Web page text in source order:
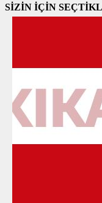
SİZİN İÇİN